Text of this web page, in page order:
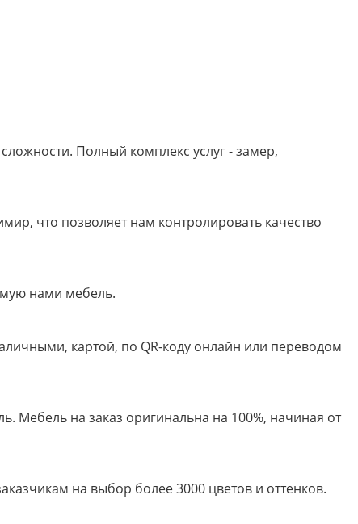
Полный комплекс услуг - замер,
что позволяет нам контролировать качество
нами мебель.
картой, по QR-коду онлайн или переводом
Мебель на заказ оригинальна на 100%, начиная от
на выбор более 3000 цветов и оттенков.